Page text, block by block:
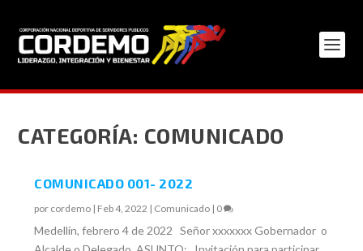
CATEGORÍA: COMUNICADO
COMUNICADO 001- 2022
por cordemo | Feb 4, 2022 | Comunicado | 0
Medellín, febrero 4 de 2022 Señor xxxxxxx Gobernador o